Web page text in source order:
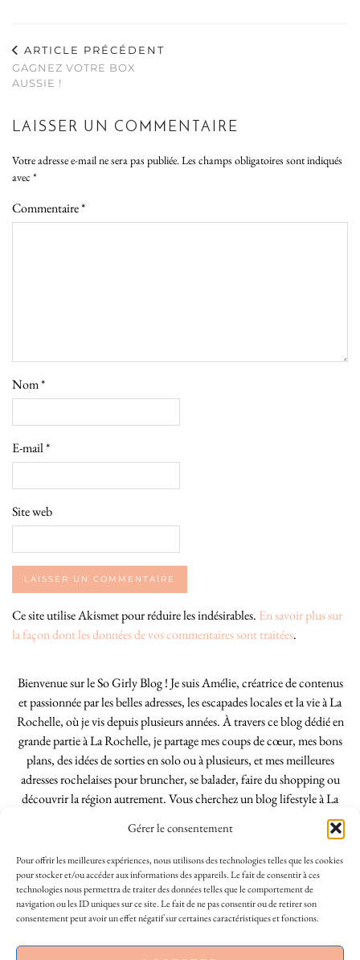
This site uses cookies to deliver its services
Gérer le consentement
Pour offrir les meilleures expériences, nous utilisons des technologies telles que les cookies
pour stocker et/ou accéder aux informations des appareils. Le fait de consentir à ces
technologies nous permettra de traiter des données telles que le comportement de
navigation ou les ID uniques sur ce site. Le fait de ne pas consentir ou de retirer son
consentement peut avoir un effet négatif sur certaines caractéristiques et fonctions.
ARTICLE PRÉCÉDENT
GAGNEZ VOTRE BOX
AUSSIE !
LAISSER UN COMMENTAIRE
Votre adresse e-mail ne sera pas publiée.Les champs obligatoires sont indiqués
avec *
Commentaire*
Nom*
E-mail*
Site web
Ce site utilise Akismet pour réduire les indésirables. En savoir plus sur
la façon dont les données de vos commentaires sont traitées.
Bienvenue sur le So Girly Blog ! Je suis Amélie, créatrice de contenus
et passionnée par les belles adresses, les escapades locales et la vie à La
Rochelle, où je vis depuis plusieurs années. À travers ce blog dédié en
grande partie à La Rochelle, je partage mes coups de cœur, mes bons
plans, des idées de sorties en solo ou à plusieurs, et mes meilleures
adresses rochelaises pour bruncher, se balader, faire du shopping ou
découvrir la région autrement. Vous cherchez un blog lifestyle à La
Rochelle, tenu par une locale ? Vous êtes au bon endroit. Que vous
soyez Rochelais·e ou de passage dans notre belle ville, j’espère que mes
articles vous aideront à profiter de La Rochelle comme un·e vrai·e
initié·e. !